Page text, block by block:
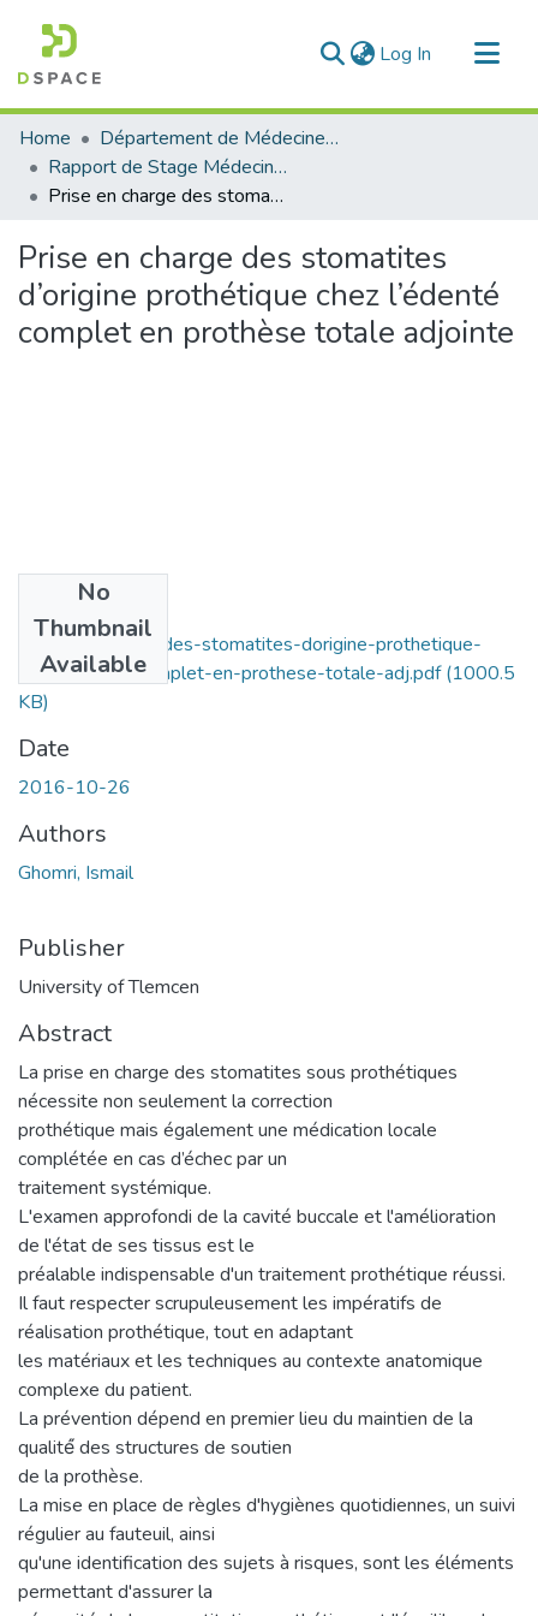
Log In (current)
Communities & Collections
All of DSpace
Statistics
Home
Département de Médecine Dentaire
Rapport de Stage Médecine Dentaire
Prise en charge des stomatites d’origine prothétique chez l’édenté complet en prothèse totale adjointe
Prise en charge des stomatites
d’origine prothétique chez l’édenté
complet en prothèse totale adjointe
No
Thumbnail
Available
Prise-en-charge-des-stomatites-dorigine-prothetique-
chez-ledente-complet-en-prothese-totale-adj.pdf(1000.5
KB)
Date
2016-10-26
Authors
Ghomri, Ismail
Publisher
University of Tlemcen
Abstract
La prise en charge des stomatites sous prothétiques
nécessite non seulement la correction
prothétique mais également une médication locale
complétée en cas d’échec par un
traitement systémique.
L'examen approfondi de la cavité buccale et l'amélioration
de l'état de ses tissus est le
préalable indispensable d'un traitement prothétique réussi.
Il faut respecter scrupuleusement les impératifs de
réalisation prothétique, tout en adaptant
les matériaux et les techniques au contexte anatomique
complexe du patient.
La prévention dépend en premier lieu du maintien de la
qualité́ des structures de soutien
de la prothèse.
La mise en place de règles d'hygiènes quotidiennes, un suivi
régulier au fauteuil, ainsi
qu'une identification des sujets à risques, sont les éléments
permettant d'assurer la